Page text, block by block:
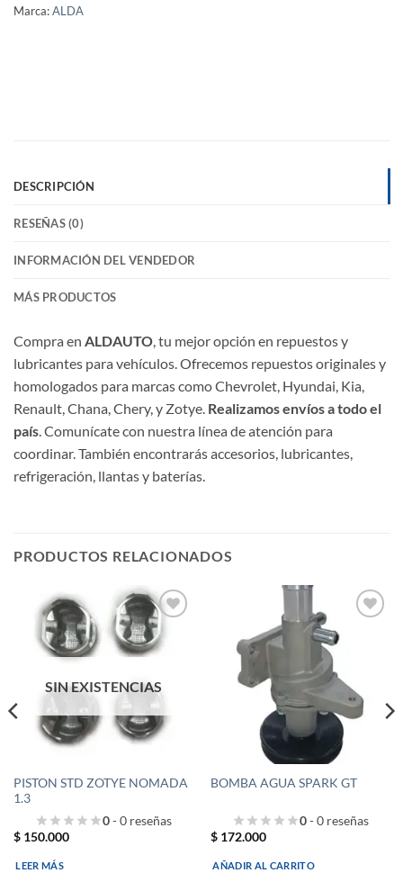
Marca:ALDA
DESCRIPCIÓN
RESEÑAS (0)
INFORMACIÓN DEL VENDEDOR
MÁS PRODUCTOS
Compra en ALDAUTO, tu mejor opción en repuestos y
lubricantes para vehículos. Ofrecemos repuestos originales y
homologados para marcas como Chevrolet, Hyundai, Kia,
Renault, Chana, Chery, y Zotye. Realizamos envíos a todo el
país. Comunícate con nuestra línea de atención para
coordinar. También encontrarás accesorios, lubricantes,
refrigeración, llantas y baterías.
PRODUCTOS RELACIONADOS
Añadir
lista de
SIN EXISTENCIAS
PISTON STD ZOTYE NOMADA
1.3
0- 0 reseñas
$150.000
LEER MÁS
BOMBA AGUA SPARK GT
0- 0 reseñas
$172.000
AÑADIR AL CARRITO